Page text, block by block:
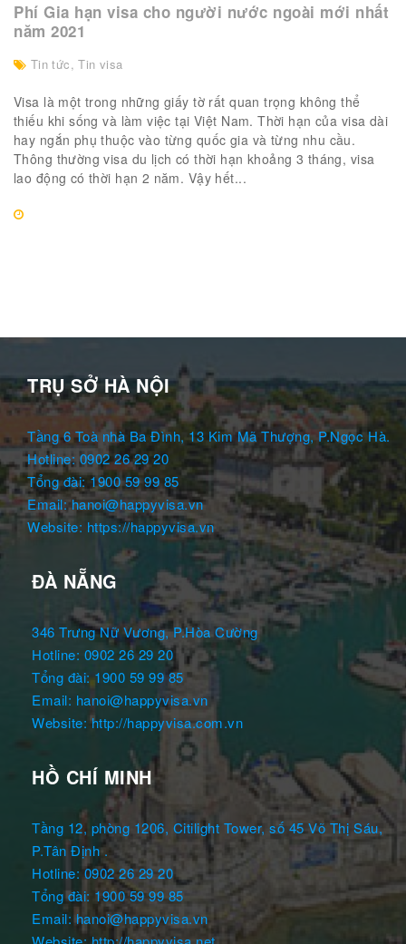
Phí Gia hạn visa cho người nước ngoài mới nhất
năm 2021
Tin tức,Tin visa
Visa là một trong những giấy tờ rất quan trọng không thể
thiếu khi sống và làm việc tại Việt Nam. Thời hạn của visa dài
hay ngắn phụ thuộc vào từng quốc gia và từng nhu cầu.
Thông thường visa du lịch có thời hạn khoảng 3 tháng, visa
lao động có thời hạn 2 năm. Vậy hết...
TRỤ SỞ HÀ NỘI
Tầng 6 Toà nhà Ba Đình, 13 Kim Mã Thượng, P.Ngọc Hà.
Hotline: 0902 26 29 20
Tổng đài: 1900 59 99 85
Email: hanoi@happyvisa.vn
Website: https://happyvisa.vn
ĐÀ NẴNG
346 Trưng Nữ Vương, P.Hòa Cường
Hotline: 0902 26 29 20
Tổng đài: 1900 59 99 85
Email: hanoi@happyvisa.vn
Website: http://happyvisa.com.vn
HỒ CHÍ MINH
Tầng 12, phòng 1206, Citilight Tower, số 45 Võ Thị Sáu,
P.Tân Định .
Hotline: 0902 26 29 20
Tổng đài: 1900 59 99 85
Email: hanoi@happyvisa.vn